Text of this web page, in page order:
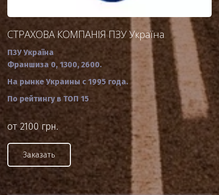
СТРАХОВА КОМПАНІЯ ПЗУ Україна
ПЗУ Україна
Франшиза 0, 1300, 2600.
На рынке Украины с 1995 года.
По рейтингу в ТОП 15
от 2100 грн.
Заказать